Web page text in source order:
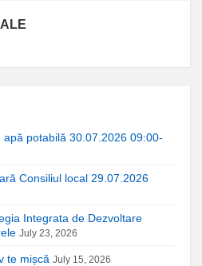
potabilă 30.07.2026 09:00-
Consiliul local 29.07.2026
Integrata de Dezvoltare
July 23, 2026
te mișcă July 15, 2026